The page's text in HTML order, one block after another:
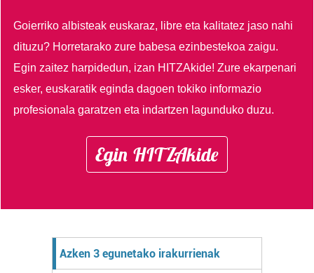
Goierriko albisteak euskaraz, libre eta kalitatez jaso nahi
dituzu? Horretarako zure babesa ezinbestekoa zaigu.
Egin zaitez harpidedun, izan HITZAkide!Zure ekarpenari
esker, euskaratik eginda dagoen tokiko informazio
profesionala garatzen eta indartzen lagunduko duzu.
Egin HITZAkide
Azken 3 egunetako irakurrienak